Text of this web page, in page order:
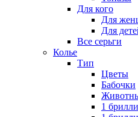
Для кого
Для
Для
Все серьги
Колье
Тип
Цветы
Бабочки
1